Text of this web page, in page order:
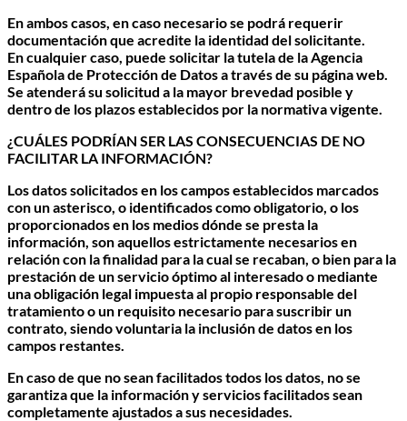
En ambos casos, en caso necesario se podrá requerir
documentación que acredite la identidad del solicitante.
En cualquier caso, puede solicitar la tutela de la Agencia
Española de Protección de Datos a través de su página web.
Se atenderá su solicitud a la mayor brevedad posible y
dentro de los plazos establecidos por la normativa vigente.
¿CUÁLES PODRÍAN SER LAS CONSECUENCIAS DE NO
FACILITAR LA INFORMACIÓN?
Los datos solicitados en los campos establecidos marcados
con un asterisco, o identificados como obligatorio, o los
proporcionados en los medios dónde se presta la
información, son aquellos estrictamente necesarios en
relación con la finalidad para la cual se recaban, o bien para la
prestación de un servicio óptimo al interesado o mediante
una obligación legal impuesta al propio responsable del
tratamiento o un requisito necesario para suscribir un
contrato, siendo voluntaria la inclusión de datos en los
campos restantes.
En caso de que no sean facilitados todos los datos, no se
garantiza que la información y servicios facilitados sean
completamente ajustados a sus necesidades.